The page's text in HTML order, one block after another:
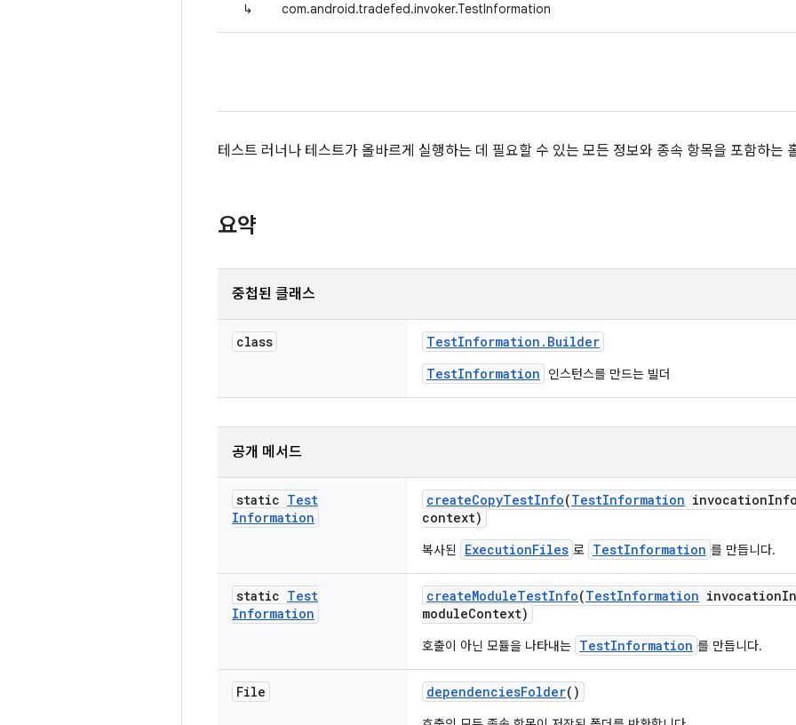
↳ com.android.tradefed.invoker.TestInformation
테스트 러너나 테스트가 올바르게 실행하는 데 필요할 수 있는 모든 정보와 종속 항목을 포함하는
요약
중첩된 클래스
class TestInformation . Builder
TestInformation
인스턴스를 만드는 빌더
공개 메서드
static Test
Information
createCopyTestInfo(TestInformation invocationInfo
context)
복사된 ExecutionFiles 로 TestInformation 를 만듭니다.
static Test
Information
createModuleTestInfo(TestInformation invocation
moduleContext)
호출이 아닌 모듈을 나타내는 TestInformation 를 만듭니다.
File dependenciesFolder()